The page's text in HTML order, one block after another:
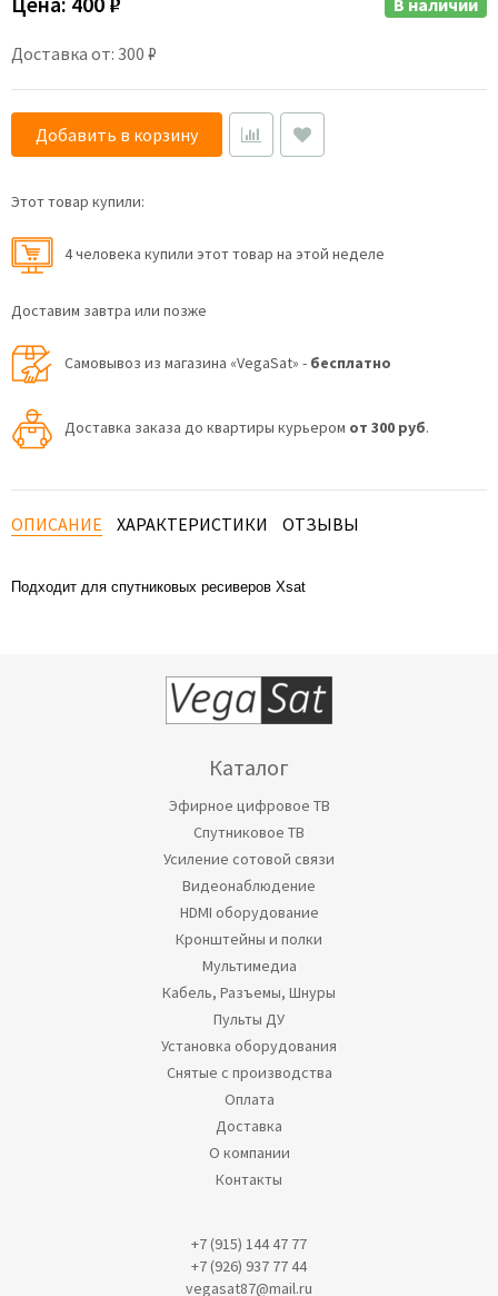
Доставка от: 300 ₽
В наличии
Добавить в корзину
Этот товар купили:
4 человекa купили этот товар на этой неделе
Доставим завтра или позже
Самовывоз из магазина «VegaSat» - бесплатно
Доставка заказа до квартиры курьером от 300 руб.
ОПИСАНИЕ ХАРАКТЕРИСТИКИ ОТЗЫВЫ
Подходит для спутниковых ресиверов Xsat
Каталог
Эфирное цифровое ТВ
Спутниковое ТВ
Усиление сотовой связи
Видеонаблюдение
HDMI оборудование
Кронштейны и полки
Мультимедиа
Кабель, Разъемы, Шнуры
Пульты ДУ
Установка оборудования
Снятые с производства
Оплата
Доставка
О компании
Контакты
+7 (915) 144 47 77
+7 (926) 937 77 44
vegasat87@mail.ru